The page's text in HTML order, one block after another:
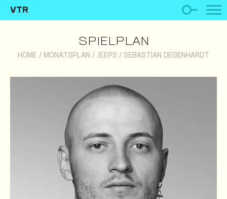
VTR
SPIELPLAN
HOME / MONATSPLAN / JEEPS / SEBASTIAN DEGENHARDT